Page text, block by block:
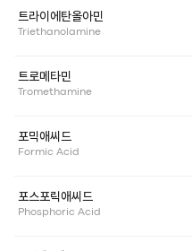
트라이에탄올아민
Triethanolamine
트로메타민
Tromethamine
포믹애씨드
Formic Acid
포스포릭애씨드
Phosphoric Acid